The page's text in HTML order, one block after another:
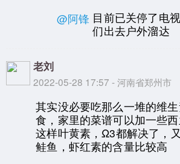
@阿锋 目前已关停了电
们出去户外溜达
老刘
2022-05-28 17:57 - 河南省郑州市
其实没必要吃那么一堆的维
食，家里的菜谱可以加一些
这样叶黄素，Ω3都解决了，
鲑鱼，虾红素的含量比较高